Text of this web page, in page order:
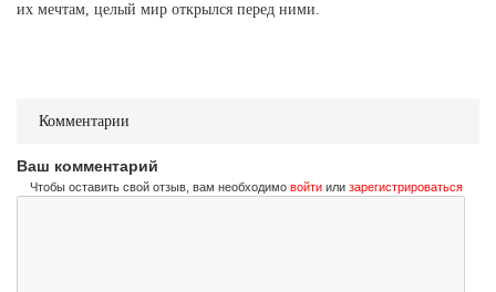
их мечтам, целый мир открылся перед ними.
Комментарии
Ваш комментарий
Чтобы оставить свой отзыв, вам необходимо войти или зарегистрироваться